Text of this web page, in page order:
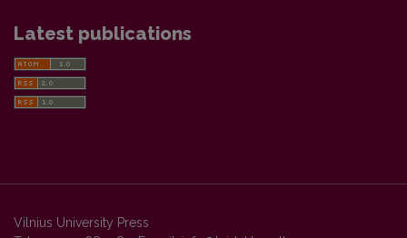
Latest publications
Vilnius University Press